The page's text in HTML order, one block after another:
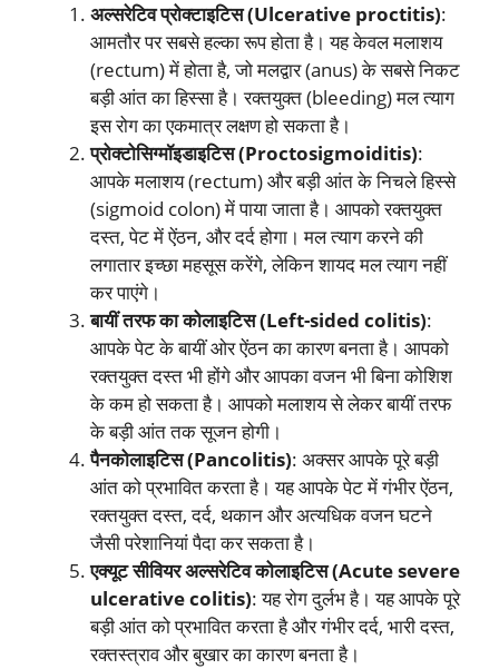
अल्सरेटिव प्रोक्टाइटिस (Ulcerative proctitis):
आमतौर पर सबसे हल्का रूप होता है। यह केवल मलाशय
(rectum) में होता है, जो मलद्वार (anus) के सबसे निकट
बड़ी आंत का हिस्सा है। रक्तयुक्त (bleeding) मल त्याग
इस रोग का एकमात्र लक्षण हो सकता है।
प्रोक्टोसिग्मॉइडाइटिस (Proctosigmoiditis):
आपके मलाशय (rectum) और बड़ी आंत के निचले हिस्से
(sigmoid colon) में पाया जाता है। आपको रक्तयुक्त
दस्त, पेट में ऐंठन, और दर्द होगा। मल त्याग करने की
लगातार इच्छा महसूस करेंगे, लेकिन शायद मल त्याग नहीं
कर पाएंगे।
बायीं तरफ का कोलाइटिस (Left-sided colitis):
आपके पेट के बायीं ओर ऐंठन का कारण बनता है। आपको
रक्तयुक्त दस्त भी होंगे और आपका वजन भी बिना कोशिश
के कम हो सकता है। आपको मलाशय से लेकर बायीं तरफ
के बड़ी आंत तक सूजन होगी।
पैनकोलाइटिस (Pancolitis): अक्सर आपके पूरे बड़ी
आंत को प्रभावित करता है। यह आपके पेट में गंभीर ऐंठन,
रक्तयुक्त दस्त, दर्द, थकान और अत्यधिक वजन घटने
जैसी परेशानियां पैदा कर सकता है।
एक्यूट सीवियर अल्सरेटिव कोलाइटिस (Acute severe
ulcerative colitis): यह रोग दुर्लभ है। यह आपके पूरे
बड़ी आंत को प्रभावित करता है और गंभीर दर्द, भारी दस्त,
रक्तस्त्राव और बुखार का कारण बनता है।